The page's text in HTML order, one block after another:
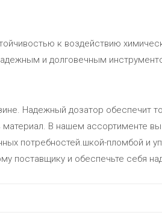
к воздействию
и долговечным
Надежный дозатор обеспечит
В нашем ассортименте
потребностей.шкой-пломбой и
поставщику и обеспечьте себя